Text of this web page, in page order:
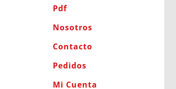
Pdf
Nosotros
Contacto
Pedidos
Mi Cuenta